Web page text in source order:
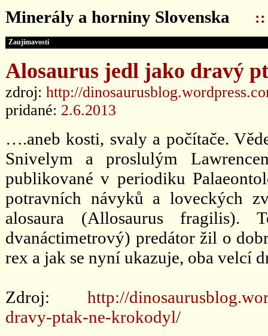
Minerály a horniny Slovenska ::
Zaujímavosti
Alosaurus jedl jako dravý
zdroj: http://
pridané: 2.6.2013
….aneb kosti, svaly a počítače.
Snivelym a proslulým
publikované v periodiku
potravních návyků a loveckých
alosaura (Allosaurus fragilis).
dvanáctimetrový) predátor žil o
rex a jak se nyní ukazuje, oba velcí
Zdroj: http://
dravy-ptak-ne-krokodyl/